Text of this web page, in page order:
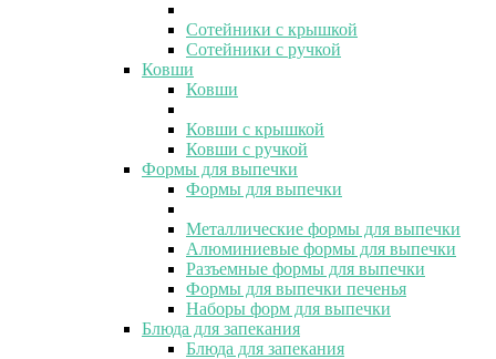
Сотейники с крышкой
Сотейники с ручкой
Ковши
Ковши
Ковши с крышкой
Ковши с ручкой
Формы для выпечки
Формы для выпечки
Металлические формы для выпечки
Алюминиевые формы для выпечки
Разъемные формы для выпечки
Формы для выпечки печенья
Наборы форм для выпечки
Блюда для запекания
Блюда для запекания